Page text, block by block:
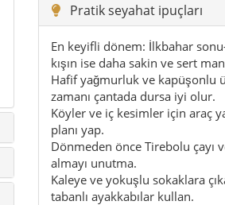
Pratik seyahat ipuçları
En keyifli dönem: İlkbahar
kışın ise daha sakin ve sert
Hafif yağmurluk ve kapüşonlu
zamanı çantada dursa iyi olur.
Köyler ve iç kesimler için araç
planı yap.
Dönmeden önce Tirebolu çayı
almayı unutma.
Kaleye ve yokuşlu sokaklara
tabanlı ayakkabılar kullan.